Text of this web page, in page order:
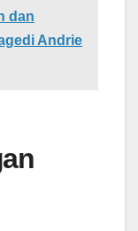
dan
Andrie